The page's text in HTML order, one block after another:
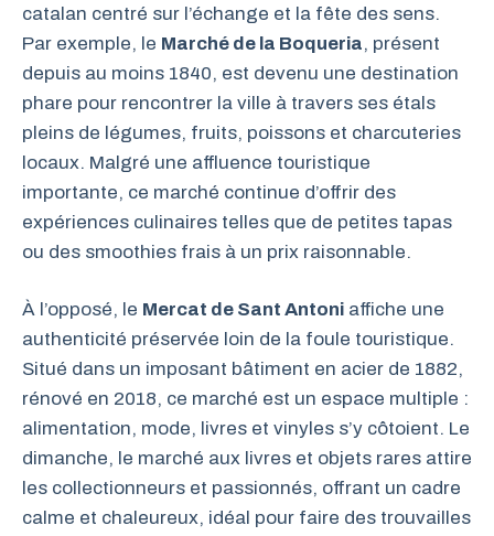
catalan centré sur l’échange et la fête des sens.
Par exemple, le Marché de la Boqueria, présent
depuis au moins 1840, est devenu une destination
phare pour rencontrer la ville à travers ses étals
pleins de légumes, fruits, poissons et charcuteries
locaux. Malgré une affluence touristique
importante, ce marché continue d’offrir des
expériences culinaires telles que de petites tapas
ou des smoothies frais à un prix raisonnable.
À l’opposé, le Mercat de Sant Antoni affiche une
authenticité préservée loin de la foule touristique.
Situé dans un imposant bâtiment en acier de 1882,
rénové en 2018, ce marché est un espace multiple :
alimentation, mode, livres et vinyles s’y côtoient. Le
dimanche, le marché aux livres et objets rares attire
les collectionneurs et passionnés, offrant un cadre
calme et chaleureux, idéal pour faire des trouvailles